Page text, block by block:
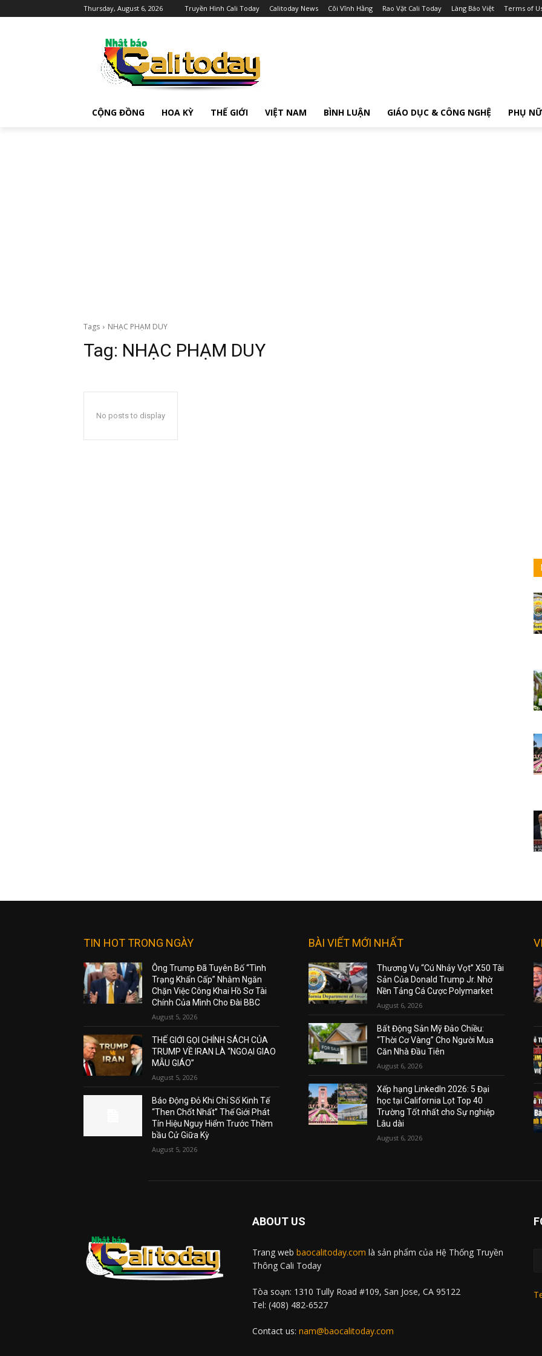
Thursday, August 6, 2026 Truyền Hình Cali Today Calitoday News Cõi Vĩnh Hằng Rao Vặt Cali Today Làng Báo Việt Terms of
CỘNG ĐỒNG HOA KỲ THẾ GIỚI VIỆT NAM BÌNH LUẬN GIÁO DỤC & CÔNG NGHỆ PHỤ NỮ
Tags NHẠC PHẠM DUY
Tag: NHẠC PHẠM DUY
No posts to display
TIN HOT TRONG NGÀY
Ông Trump Đã Tuyên Bố “Tình
Trạng Khẩn Cấp” Nhằm Ngăn
Chặn Việc Công Khai Hồ Sơ Tài
Chính Của Mình Cho Đài BBC
August 5, 2026
THẾ GIỚI GỌI CHÍNH SÁCH CỦA
TRUMP VỀ IRAN LÀ “NGOẠI GIAO
MẪU GIÁO”
August 5, 2026
Báo Động Đỏ Khi Chỉ Số Kinh Tế
“Then Chốt Nhất” Thế Giới Phát
Tín Hiệu Nguy Hiểm Trước Thềm
bầu Cử Giữa Kỳ
August 5, 2026
BÀI VIẾT MỚI NHẤT
Thương Vụ “Cú Nhảy Vọt” X50 Tài
Sản Của Donald Trump Jr. Nhờ
Nền Tảng Cá Cược Polymarket
August 6, 2026
Bất Động Sản Mỹ Đảo Chiều:
“Thời Cơ Vàng” Cho Người Mua
Căn Nhà Đầu Tiên
August 6, 2026
Xếp hạng LinkedIn 2026: 5 Đại
học tại California Lọt Top 40
Trường Tốt nhất cho Sự nghiệp
Lâu dài
August 6, 2026
ABOUT US
Trang web baocalitoday.com là sản phẩm của Hệ Thống Truyền
Thông Cali Today
Tòa soạn: 1310 Tully Road #109, San Jose, CA 95122
Tel: (408) 482-6527
Contact us: nam@baocalitoday.com